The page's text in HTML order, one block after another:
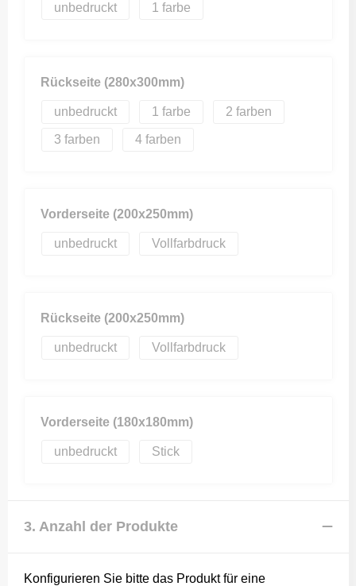
unbedruckt 1
Rückseite (280x300mm)
unbedruckt 1 2
3 4
Vorderseite (200x250mm)
unbedruckt Vollfarbdruck
Rückseite (200x250mm)
unbedruckt Vollfarbdruck
Vorderseite (180x180mm)
unbedruckt Stick
3. Anzahl der Produkte
Konfigurieren Sie bitte das Produkt für eine